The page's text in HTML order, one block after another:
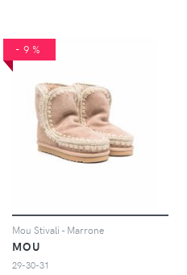
-9%
Mou Stivali - Marrone
MOU
29-30-31